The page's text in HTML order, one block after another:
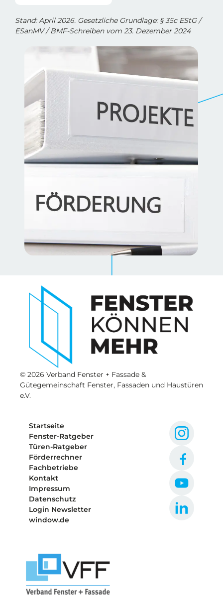
Stand: April 2026. Gesetzliche Grundlage: § 35c EStG /
ESanMV / BMF-Schreiben vom 23. Dezember 2024
© 2026 Verband Fenster + Fassade &
Gütegemeinschaft Fenster, Fassaden und Haustüren
e.V.
Startseite
Fenster-Ratgeber
Türen-Ratgeber
Förderrechner
Fachbetriebe
Kontakt
Impressum
Datenschutz
Login Newsletter
window.de